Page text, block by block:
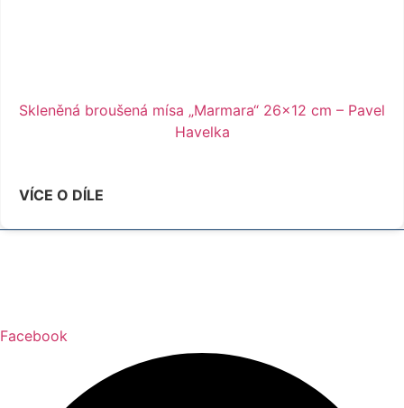
Skleněná broušená mísa „Marmara“ 26×12 cm – Pavel
Havelka
VÍCE O DÍLE
Facebook